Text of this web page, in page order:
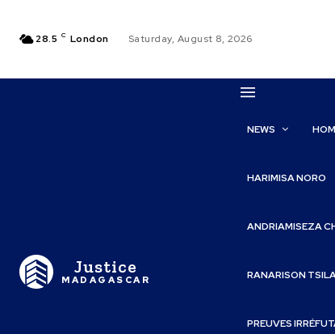
28.5 C London Saturday, August 8, 2026
Justice
MADAGASCAR
NEWS
HARIMISA NORO
ANDRIAMISEZA
RANARISON
PREUVES